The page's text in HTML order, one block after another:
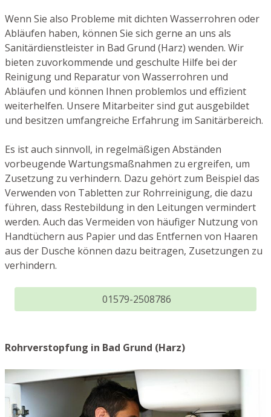
Wenn Sie also Probleme mit dichten Wasserrohren oder
Abläufen haben, können Sie sich gerne an uns als
Sanitärdienstleister in Bad Grund (Harz) wenden. Wir
bieten zuvorkommende und geschulte Hilfe bei der
Reinigung und Reparatur von Wasserrohren und
Abläufen und können Ihnen problemlos und effizient
weiterhelfen. Unsere Mitarbeiter sind gut ausgebildet
und besitzen umfangreiche Erfahrung im Sanitärbereich.
Es ist auch sinnvoll, in regelmäßigen Abständen
vorbeugende Wartungsmaßnahmen zu ergreifen, um
Zusetzung zu verhindern. Dazu gehört zum Beispiel das
Verwenden von Tabletten zur Rohrreinigung, die dazu
führen, dass Restebildung in den Leitungen vermindert
werden. Auch das Vermeiden von häufiger Nutzung von
Handtüchern aus Papier und das Entfernen von Haaren
aus der Dusche können dazu beitragen, Zusetzungen zu
verhindern.
01579-2508786
Rohrverstopfung in Bad Grund (Harz)